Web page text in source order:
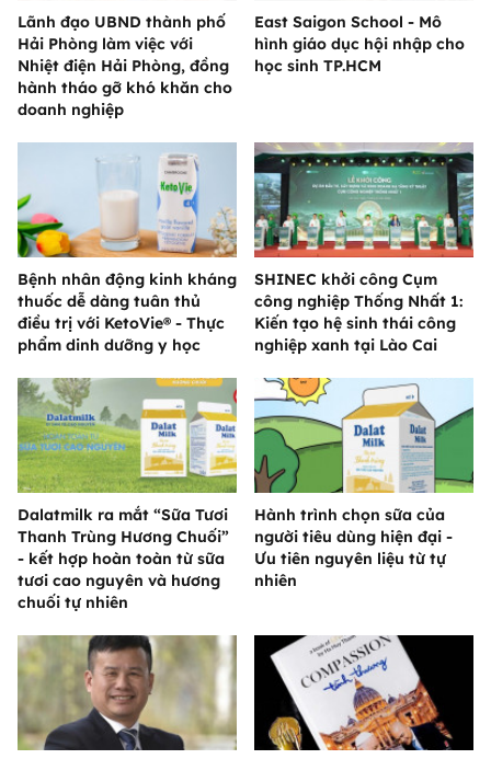
Lãnh đạo UBND thành phố
Hải Phòng làm việc với
Nhiệt điện Hải Phòng, đồng
hành tháo gỡ khó khăn cho
doanh nghiệp
East Saigon School - Mô
hình giáo dục hội nhập cho
học sinh TP.HCM
Bệnh nhân động kinh kháng
thuốc dễ dàng tuân thủ
điều trị với KetoVie® - Thực
phẩm dinh dưỡng y học
SHINEC khởi công Cụm
công nghiệp Thống Nhất 1:
Kiến tạo hệ sinh thái công
nghiệp xanh tại Lào Cai
Dalatmilk ra mắt “Sữa Tươi
Thanh Trùng Hương Chuối”
- kết hợp hoàn toàn từ sữa
tươi cao nguyên và hương
chuối tự nhiên
Hành trình chọn sữa của
người tiêu dùng hiện đại -
Ưu tiên nguyên liệu từ tự
nhiên